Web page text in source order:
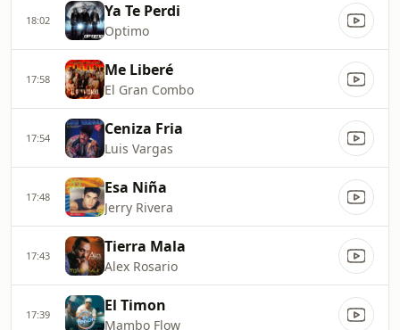
18:02 Ya Te Perdi
Optimo
17:58 Me Liberé
El Gran Combo
17:54 Ceniza Fria
Luis Vargas
17:48 Esa Niña
Jerry Rivera
17:43 Tierra Mala
Alex Rosario
17:39 El Timon
Mambo Flow